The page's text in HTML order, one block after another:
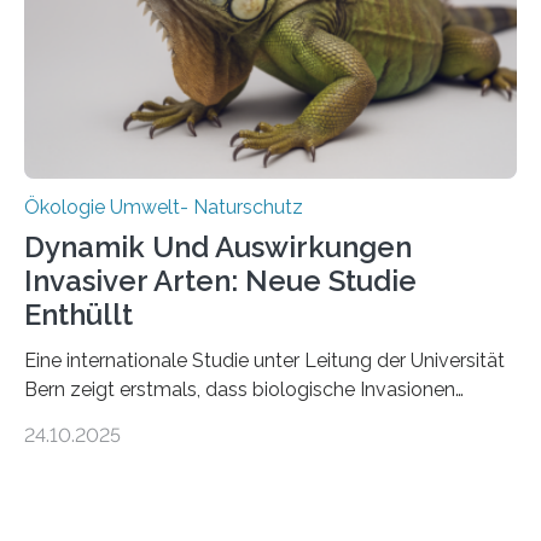
über Deutschlands Moorböden. Eingerichtet wurden sie
in den vergangenen fünf Jahren von
Wissenschaftlerinnen und Wissenschaftlern des
Thünen-Instituts für Agrarklimaschutz…
Ökologie Umwelt- Naturschutz
Dynamik Und Auswirkungen
Invasiver Arten: Neue Studie
Enthüllt
Eine internationale Studie unter Leitung der Universität
Bern zeigt erstmals, dass biologische Invasionen
Einige Auswirkungen, insbesondere der durch invasive
24.10.2025